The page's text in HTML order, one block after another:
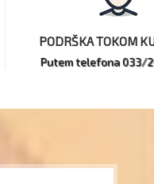
PODRŠKA TOKOM
Putem telefona 033/